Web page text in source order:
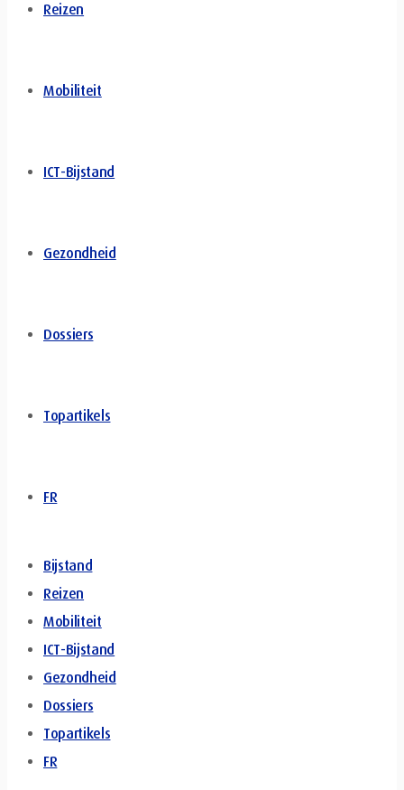
Reizen
Mobiliteit
ICT-Bijstand
Gezondheid
Dossiers
Topartikels
FR
Bijstand
Reizen
Mobiliteit
ICT-Bijstand
Gezondheid
Dossiers
Topartikels
FR